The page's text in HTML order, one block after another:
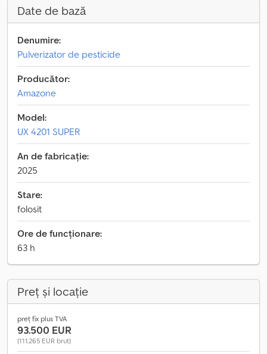
Date de bază
Denumire:
Pulverizator de pesticide
Producător:
Amazone
Model:
UX 4201 SUPER
An de fabricație:
2025
Stare:
folosit
Ore de funcționare:
63 h
Preț și locație
preț fix plus TVA
93.500 EUR
(111.265 EUR brut)